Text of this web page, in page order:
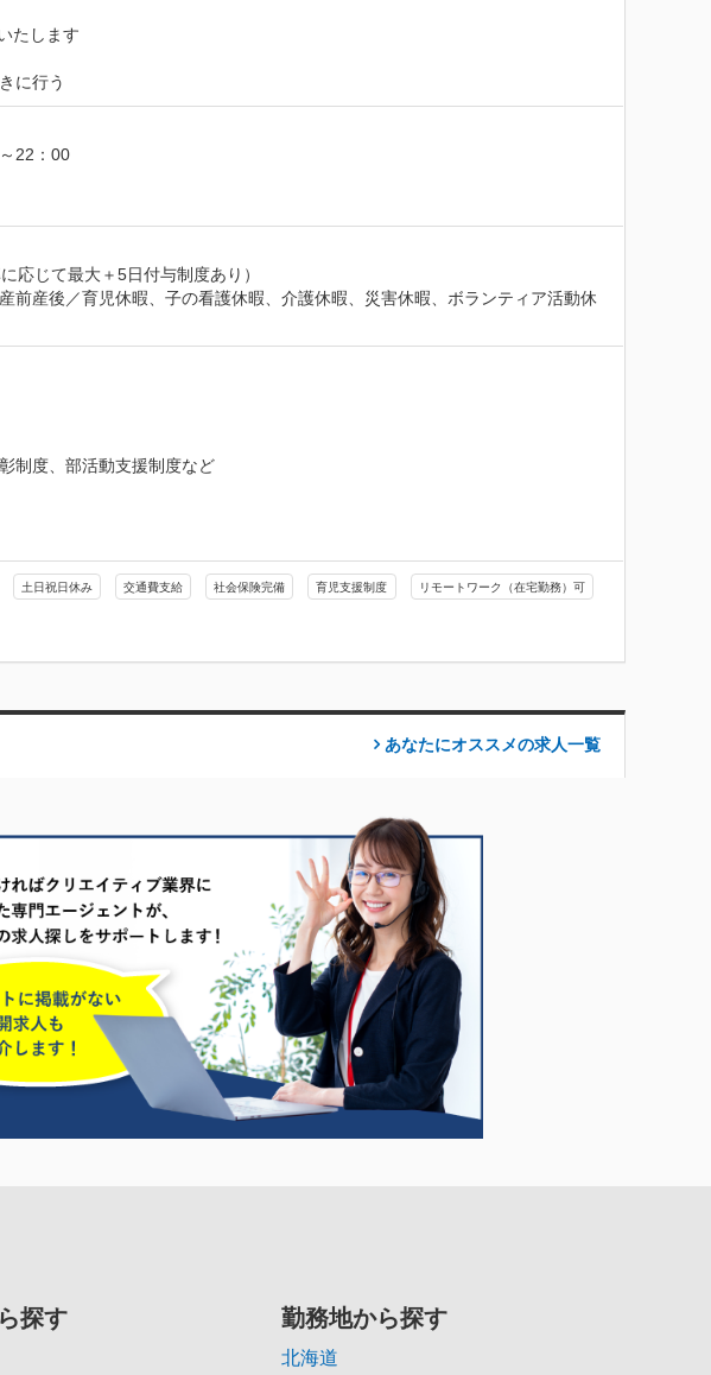
たします
に行う
22：00
応じて最大＋5日付与制度あり）
前産後／育児休暇、子の看護休暇、介護休暇、災害休暇、ボランティア活動休
制度、部活動支援制度など
土日祝日休み 交通費支給 社会保険完備 育児支援制度 リモートワーク（在宅勤務）可
あなたにオススメの求人一覧
探す 勤務地から探す
北海道